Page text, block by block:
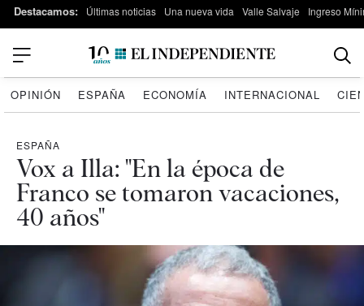
Destacamos: Últimas noticias Una nueva vida Valle Salvaje Ingreso
OPINIÓN ESPAÑA ECONOMÍA INTERNACIONAL
ESPAÑA
Vox a Illa: "En la época de
Franco se tomaron vacaciones,
40 años"